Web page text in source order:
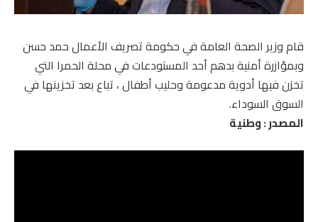
قام وزير الصحة العامة في حكومة تصريف الأعمال حمد حسن
وبمؤازرة أمنية بدهم أحد المستودعات في محلة الحمرا التي
تخزن فيها أدوية مدعومة وحليب أطفال ، تباع بعد تخزينها في
السوق السوداء.
المصدر : وطنية